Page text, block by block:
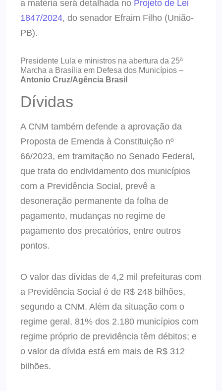
a matéria será detalhada no Projeto de Lei
1847/2024, do senador Efraim Filho (União-
PB).
Presidente Lula e ministros na abertura da 25ª
Marcha a Brasília em Defesa dos Municípios –
Antonio Cruz/Agência Brasil
Dívidas
A CNM também defende a aprovação da
Proposta de Emenda à Constituição nº
66/2023, em tramitação no Senado Federal,
que trata do endividamento dos municípios
com a Previdência Social, prevê a
desoneração permanente da folha de
pagamento, mudanças no regime de
pagamento dos precatórios, entre outros
pontos.
O valor das dívidas de 4,2 mil prefeituras com
a Previdência Social é de R$ 248 bilhões,
segundo a CNM. Além da situação com o
regime geral, 81% dos 2.180 municípios com
regime próprio de previdência têm débitos; e
o valor da dívida está em mais de R$ 312
bilhões.